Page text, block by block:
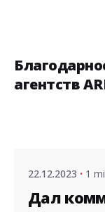
агентств
22.12.2023 1
Дал